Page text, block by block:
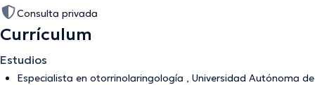
Consulta privada
Currículum
Estudios
Especialista en otorrinolaringología , Universidad Autónoma de